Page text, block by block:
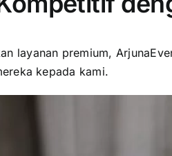
layanan premium,
kepada kami.